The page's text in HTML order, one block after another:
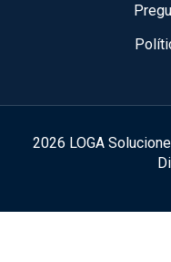
2026 LOGA